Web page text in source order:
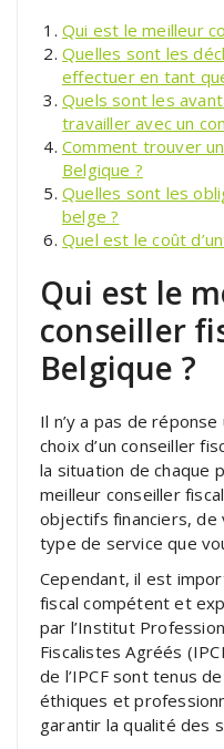
Qui est le meilleur
Quelles sont les
effectuer en tant
Quels sont les
travailler avec un
Comment trouver
Belgique ?
Quelles sont les
belge ?
Quel est le coût
Qui est le
conseiller
Belgique ?
Il n’y a pas de
choix d’un conseiller
la situation de chaque
meilleur conseiller
objectifs financiers,
type de service que
Cependant, il est
fiscal compétent et
par l’Institut
Fiscalistes Agréés
de l’IPCF sont tenus
éthiques et
garantir la qualité des